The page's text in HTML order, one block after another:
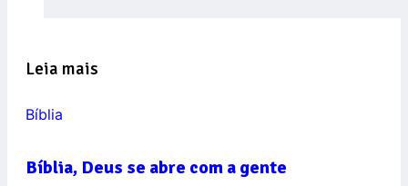
Leia mais
Bíblia
Bíblia, Deus se abre com a gente